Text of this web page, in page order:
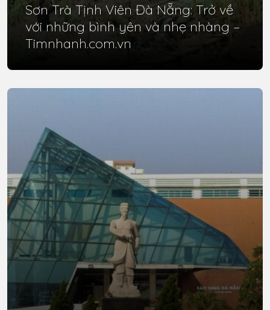
Sơn Trà Tịnh Viên Đà Nẵng: Trở về
với những bình yên và nhẹ nhàng –
Timnhanh.com.vn